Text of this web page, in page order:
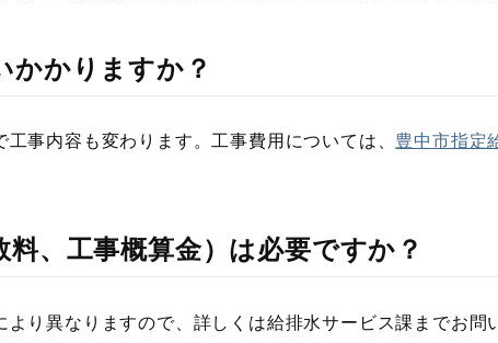
かかりますか？
事内容も変わります。工事費用については、 豊中市指定
、工事概算金）は必要ですか？
り異なりますので、詳しくは給排水サービス課までお問